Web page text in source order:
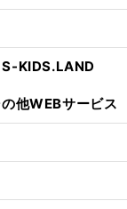
S-KIDS.LAND
他WEBサービス